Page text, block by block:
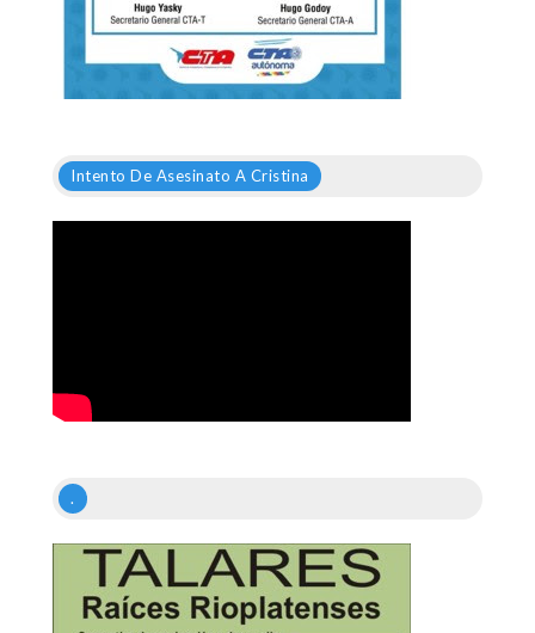
Intento De Asesinato A Cristina
.